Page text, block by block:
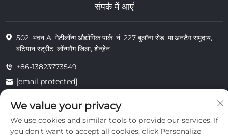
संपर्क में आएं
502, भवन A, गेटीलॉन्ग औद्योगिक पार्क, नं. 227 बुलॉन्ग रोड, मा'अनटैंग समुदाय,
बंटियान स्ट्रीट, लॉन्गगैंग जिला, शेन्ज़ेन
+86-13823773549
[email protected]
© 2025 इंटे कॉस्मेटिक्स (शेन्ज़ेन) कंपनी लिमिटेड के सभी अधिकार सुरक्षित
निजता
We value your privacy
We use cookies and similar tools to provide our services. If
you don't want to accept all cookies, click Personalize